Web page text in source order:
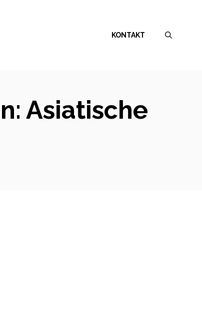
KONTAKT
Asiatische